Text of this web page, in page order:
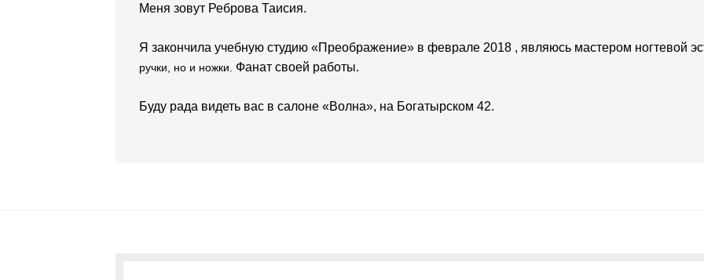
Меня зовут Реброва Таисия.
Я закончила учебную студию «Преображение» в феврале 2018 , являюсь мастером ногтевой
ручки, но и ножки. Фанат своей работы.
Буду рада видеть вас в салоне «Волна», на Богатырском 42.